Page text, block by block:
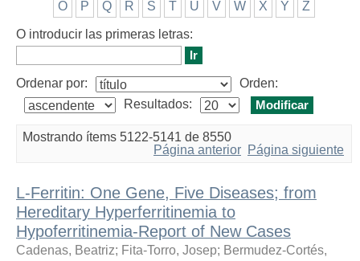
O P Q R S T U V W X Y Z
O introducir las primeras letras:
Ordenar por:
Orden:
Resultados:
Mostrando ítems 5122-5141 de 8550
Página anterior Página siguiente
L-Ferritin: One Gene, Five Diseases; from
Hereditary Hyperferritinemia to
Hypoferritinemia-Report of New Cases
Cadenas, Beatriz; Fita-Torro, Josep; Bermudez-Cortés,